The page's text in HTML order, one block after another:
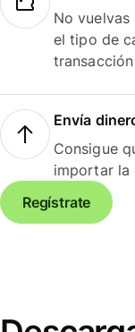
No
el tipo de
Envía
Consigue
importar la
Regístrate